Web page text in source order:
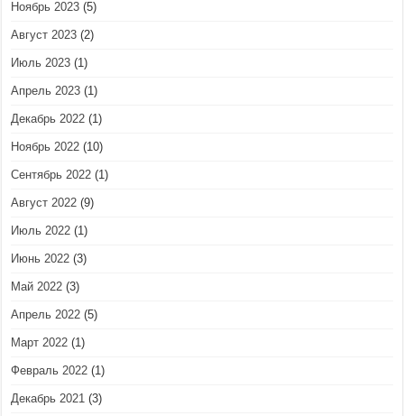
Ноябрь 2023 (5)
Август 2023 (2)
Июль 2023 (1)
Апрель 2023 (1)
Декабрь 2022 (1)
Ноябрь 2022 (10)
Сентябрь 2022 (1)
Август 2022 (9)
Июль 2022 (1)
Июнь 2022 (3)
Май 2022 (3)
Апрель 2022 (5)
Март 2022 (1)
Февраль 2022 (1)
Декабрь 2021 (3)